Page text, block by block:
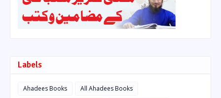
Labels
Ahadees Books
All Ahadees Books